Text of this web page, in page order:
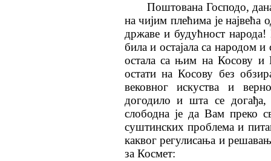
Поштована Господо,
на чијим плећима је
државе и будућност народа!
била и остајала са народом
остала са њим на Косову и
остати на Косову без
вековног искуства и
догодило и шта се догађа,
слободна је да Вам преко
суштинских проблема и
каквог регулисања и
за Космет: